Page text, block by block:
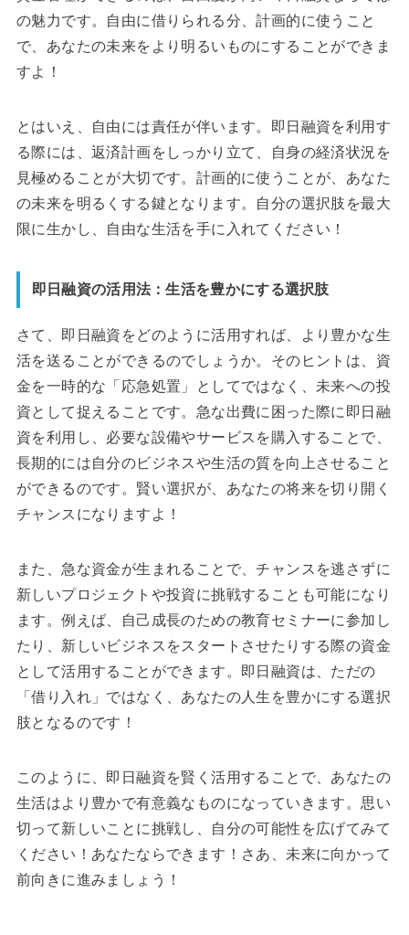
の魅力です。自由に借りられる分、計画的に使うこと
で、あなたの未来をより明るいものにすることができま
すよ！
とはいえ、自由には責任が伴います。即日融資を利用す
る際には、返済計画をしっかり立て、自身の経済状況を
見極めることが大切です。計画的に使うことが、あなた
の未来を明るくする鍵となります。自分の選択肢を最大
限に生かし、自由な生活を手に入れてください！
即日融資の活用法：生活を豊かにする選択肢
さて、即日融資をどのように活用すれば、より豊かな生
活を送ることができるのでしょうか。そのヒントは、資
金を一時的な「応急処置」としてではなく、未来への投
資として捉えることです。急な出費に困った際に即日融
資を利用し、必要な設備やサービスを購入することで、
長期的には自分のビジネスや生活の質を向上させること
ができるのです。賢い選択が、あなたの将来を切り開く
チャンスになりますよ！
また、急な資金が生まれることで、チャンスを逃さずに
新しいプロジェクトや投資に挑戦することも可能になり
ます。例えば、自己成長のための教育セミナーに参加し
たり、新しいビジネスをスタートさせたりする際の資金
として活用することができます。即日融資は、ただの
「借り入れ」ではなく、あなたの人生を豊かにする選択
肢となるのです！
このように、即日融資を賢く活用することで、あなたの
生活はより豊かで有意義なものになっていきます。思い
切って新しいことに挑戦し、自分の可能性を広げてみて
ください！あなたならできます！さあ、未来に向かって
前向きに進みましょう！